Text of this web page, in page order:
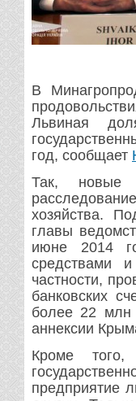
В
Львиная
год, сообщает
Так, новые
хозяйства.
главы
июне 2014
средствами
частности,
банковских
более 22 млн
аннексии
Кроме того,
предприятие